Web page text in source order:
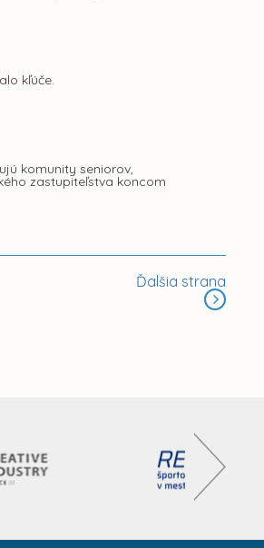
kľúče.
komunity seniorov,
zastupiteľstva koncom
Ďalšia strana